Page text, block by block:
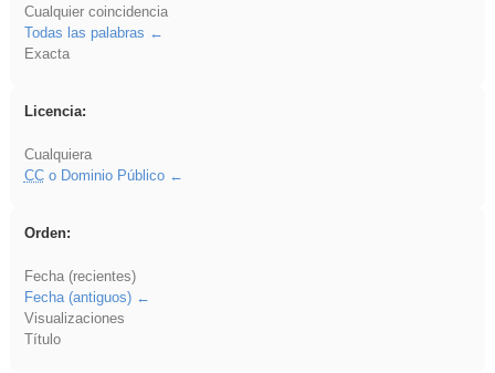
Cualquier coincidencia
Todas las palabras
Exacta
Licencia:
Cualquiera
CCo Dominio Público
Orden:
Fecha (recientes)
Fecha (antiguos)
Visualizaciones
Título